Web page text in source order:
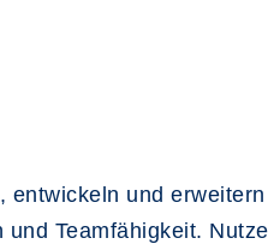
und
Teamfähigkeit.